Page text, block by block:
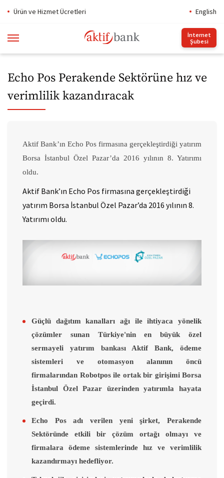
Ürün ve Hizmet Ücretleri English
İnternet
Şubesi
Echo Pos Perakende Sektörüne hız ve
verimlilik kazandıracak
Aktif Bank’ın Echo Pos firmasına gerçekleştirdiği yatırım
Borsa İstanbul Özel Pazar’da 2016 yılının 8. Yatırımı
oldu.
Aktif Bank’ın Echo Pos firmasına gerçekleştirdiği
yatırım Borsa İstanbul Özel Pazar’da 2016 yılının 8.
Yatırımı oldu.
Güçlü dağıtım kanalları ağı ile ihtiyaca yönelik
çözümler sunan Türkiye'nin en büyük özel
sermayeli yatırım bankası Aktif Bank, ödeme
sistemleri ve otomasyon alanının öncü
firmalarından Robotpos ile ortak bir girişimi Borsa
İstanbul Özel Pazar üzerinden yatırımla hayata
geçirdi.
Echo Pos adı verilen yeni şirket, Perakende
Sektöründe etkili bir çözüm ortağı olmayı ve
firmalara ödeme sistemlerinde hız ve verimlilik
kazandırmayı hedefliyor.